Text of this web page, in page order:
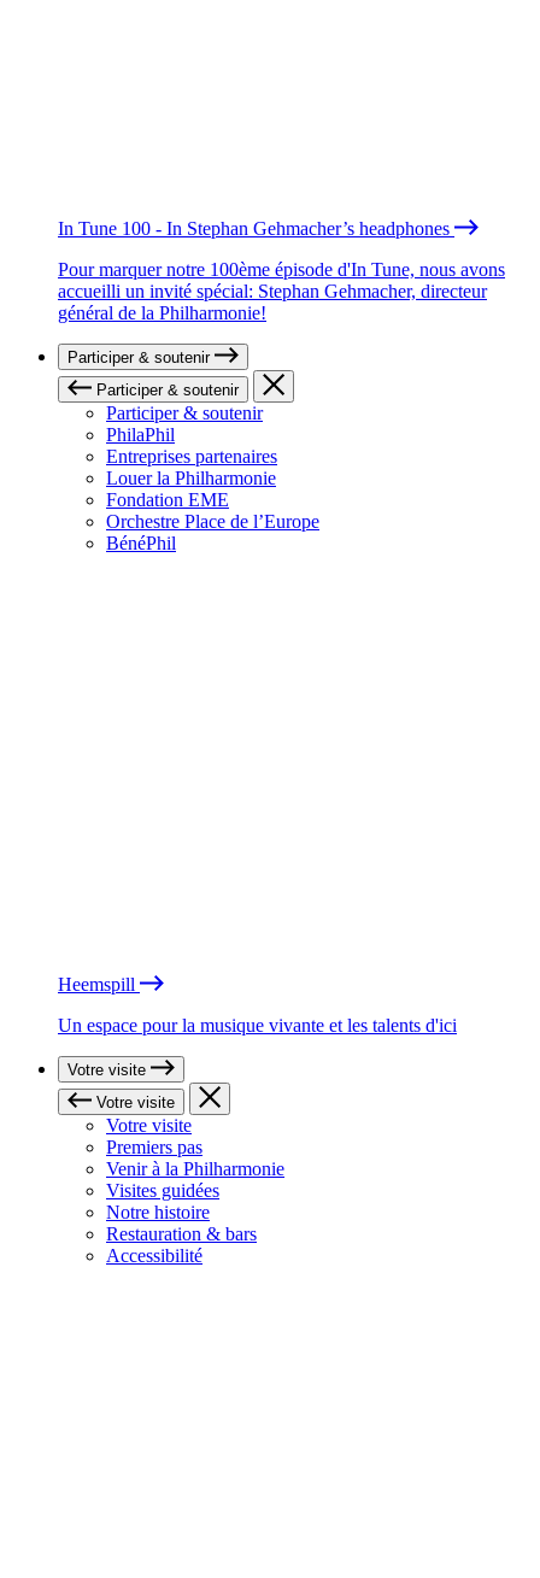
In Tune 100 - In Stephan Gehmacher’s headphones
Pour marquer notre 100ème épisode d'In Tune, nous avons
accueilli un invité spécial: Stephan Gehmacher, directeur
général de la Philharmonie!
Participer & soutenir
Participer & soutenir
Participer & soutenir
PhilaPhil
Entreprises partenaires
Louer la Philharmonie
Fondation EME
Orchestre Place de l’Europe
BénéPhil
Heemspill
Un espace pour la musique vivante et les talents d'ici
Votre visite
Votre visite
Votre visite
Premiers pas
Venir à la Philharmonie
Visites guidées
Notre histoire
Restauration & bars
Accessibilité